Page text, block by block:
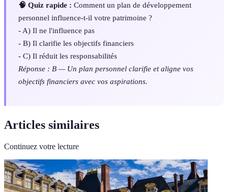
🧠 Quiz rapide : Comment un plan de développement
personnel influence-t-il votre patrimoine ?
- A) Il ne l'influence pas
- B) Il clarifie les objectifs financiers
- C) Il réduit les responsabilités
Réponse : B — Un plan personnel clarifie et aligne vos
objectifs financiers avec vos aspirations.
Articles similaires
Continuez votre lecture